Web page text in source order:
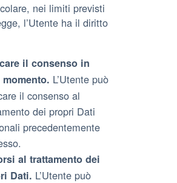
nei limiti previsti
l’Utente ha il diritto
il consenso in
L’Utente può
il consenso al
dei propri Dati
precedentemente
al trattamento dei
Dati. L’Utente può